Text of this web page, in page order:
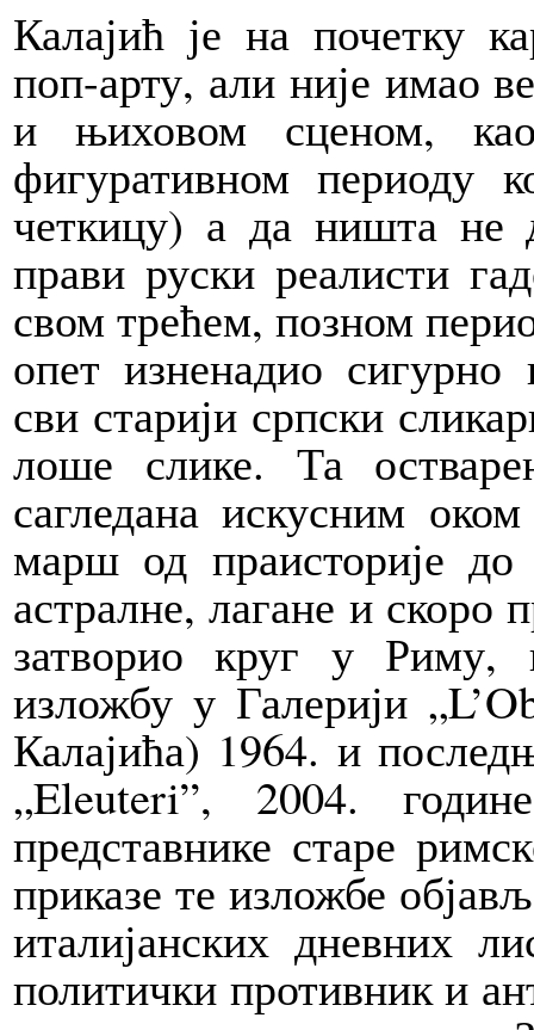
Калајић је на почетку
поп-арту, али није имао
и њиховом сценом,
фигуративном периоду
четкицу) а да ништа не
прави руски реалисти
свом трећем, позном
опет изненадио
сви старији српски
лоше слике. Та
сагледана искусним
марш од праисторије до
астралне, лагане и скоро
затворио круг у Риму,
изложбу у Галерији
Калајића) 1964. и
„Eleuteri”, 2004.
представнике старе
приказе те изложбе
италијанских дневних
политички противник и